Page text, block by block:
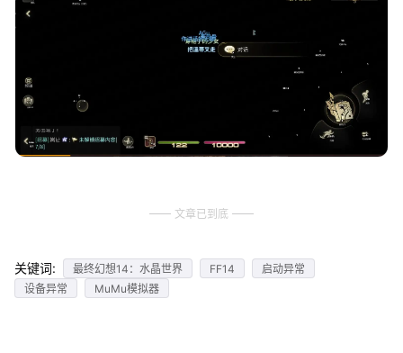
文章已到底
关键词: 最终幻想14：水晶世界 FF14
启动异常
设备异常
MuMu模拟器